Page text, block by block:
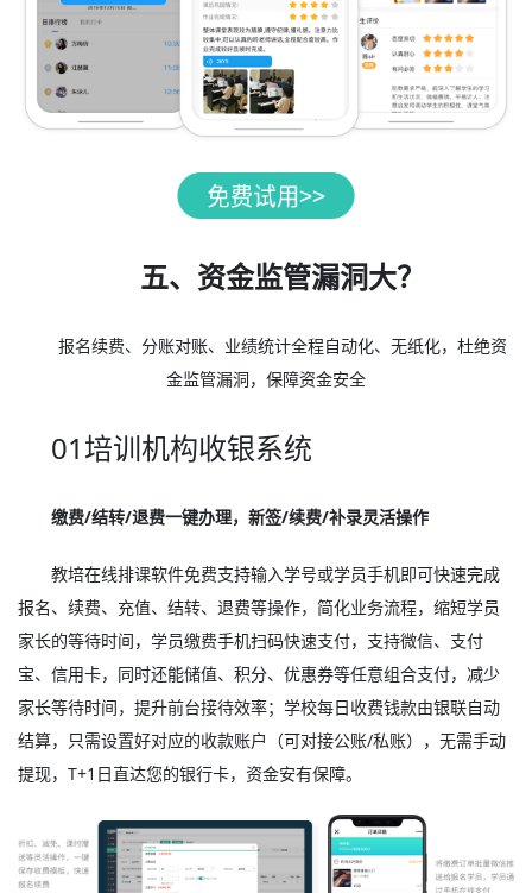
五、资金监管漏洞大？
报名续费、分账对账、业绩统计全程自动化、无纸化，杜绝资
金监管漏洞，保障资金安全
01培训机构收银系统
缴费/结转/退费一键办理，新签/续费/补录灵活操作
教培在线排课软件免费支持输入学号或学员手机即可快速完成
报名、续费、充值、结转、退费等操作，简化业务流程，缩短学员
家长的等待时间，学员缴费手机扫码快速支付，支持微信、支付
宝、信用卡，同时还能储值、积分、优惠券等任意组合支付，减少
家长等待时间，提升前台接待效率；学校每日收费钱款由银联自动
结算，只需设置好对应的收款账户（可对接公账/私账），无需手动
提现，T+1日直达您的银行卡，资金安有保障。